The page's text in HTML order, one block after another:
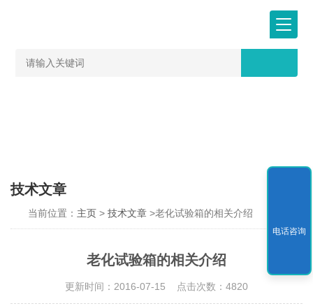
技术文章
当前位置： 主页 >技术文章 >老化试验箱的相关介绍
老化试验箱的相关介绍
更新时间：2016-07-15 点击次数：4820
电话咨询